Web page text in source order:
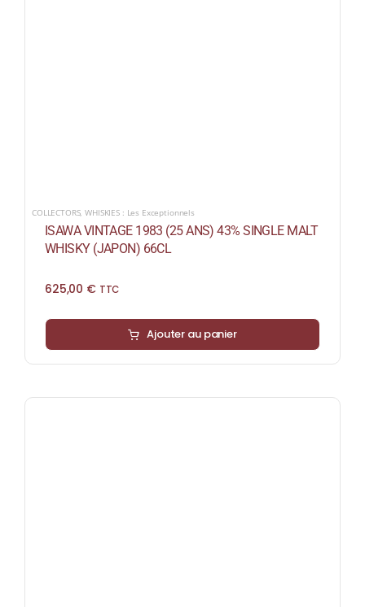
COLLECTORS,WHISKIES : Les Exceptionnels
ISAWA VINTAGE 1983 (25 ANS) 43% SINGLE MALT
WHISKY (JAPON) 66CL
625,00 € TTC
Ajouter au panier